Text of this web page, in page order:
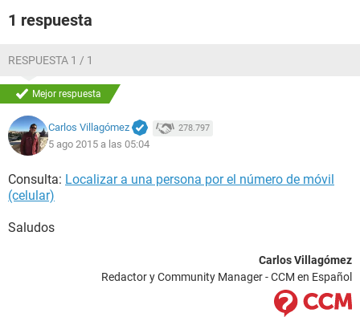
1 respuesta
RESPUESTA 1 / 1
Mejor respuesta
Carlos Villagómez 278.797
5 ago 2015 a las 05:04
Consulta: Localizar a una persona por el número de móvil
(celular)
Saludos
Carlos Villagómez
Redactor y Community Manager - CCM en Español